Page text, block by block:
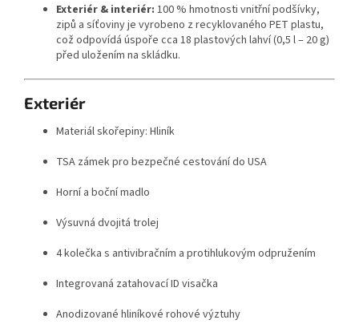
Exteriér & interiér: 100 % hmotnosti vnitřní podšívky,
zipů a síťoviny je vyrobeno z recyklovaného PET plastu,
což odpovídá úspoře cca 18 plastových lahví (0,5 l – 20 g)
před uložením na skládku.
Exteriér
Materiál skořepiny: Hliník
TSA zámek pro bezpečné cestování do USA
Horní a boční madlo
Výsuvná dvojitá trolej
4 kolečka s antivibračním a protihlukovým odpružením
Integrovaná zatahovací ID visačka
Anodizované hliníkové rohové výztuhy